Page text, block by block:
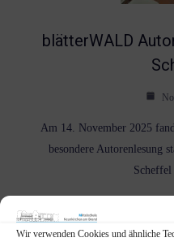
Wir verwenden Cookies und ähnliche
blätterWALD
Am 14. November 2025
besondere Autorenlesung